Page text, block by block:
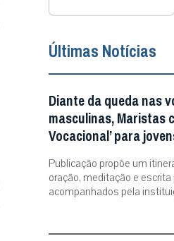
Últimas Notícias
Diante da queda nas
masculinas, Maristas
Vocacional’ para
Publicação propõe um
oração, meditação e
acompanhados pela